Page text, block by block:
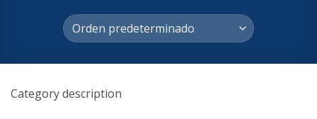
Category description